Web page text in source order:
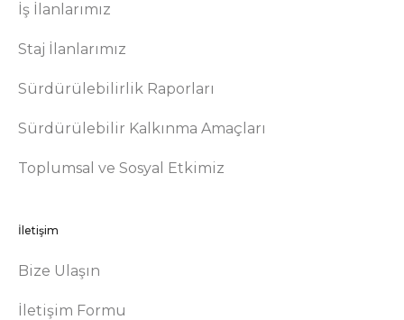
İş İlanlarımız
Staj İlanlarımız
Sürdürülebilirlik Raporları
Sürdürülebilir Kalkınma Amaçları
Toplumsal ve Sosyal Etkimiz
İletişim
Bize Ulaşın
İletişim Formu